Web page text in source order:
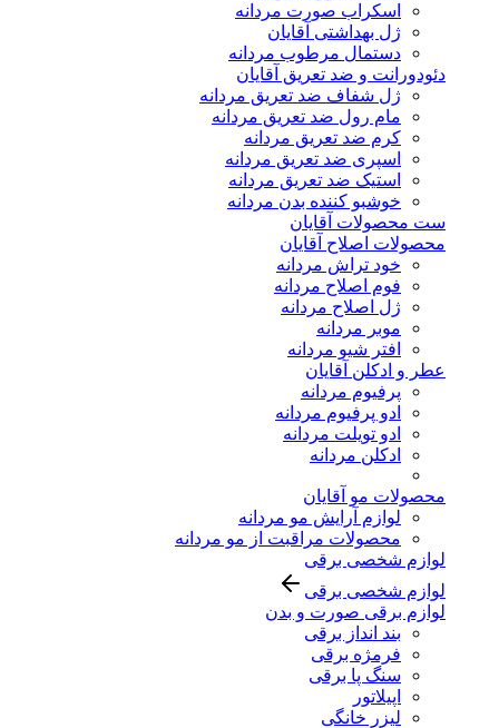
اسکراب صورت مردانه
ژل بهداشتی آقایان
دستمال مرطوب مردانه
دئودورانت و ضد تعریق آقایان
ژل شفاف ضد تعریق مردانه
مام رول ضد تعریق مردانه
کرم ضد تعریق مردانه
اسپری ضد تعریق مردانه
استیک ضد تعریق مردانه
خوشبو کننده بدن مردانه
ست محصولات آقایان
محصولات اصلاح آقایان
خود تراش مردانه
فوم اصلاح مردانه
ژل اصلاح مردانه
موبر مردانه
افتر شیو مردانه
عطر و ادکلن آقایان
پرفیوم مردانه
ادو پرفیوم مردانه
ادو تویلت مردانه
ادکلن مردانه
محصولات مو آقایان
لوازم آرایش مو مردانه
محصولات مراقبت از مو مردانه
لوازم شخصی برقی
لوازم شخصی برقی
لوازم برقی صورت و بدن
بند انداز برقی
فرمژه برقی
سنگ پا برقی
اپیلاتور
لیزر خانگی